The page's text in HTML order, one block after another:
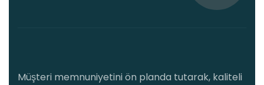
Müşteri memnuniyetini ön planda tutarak, kaliteli